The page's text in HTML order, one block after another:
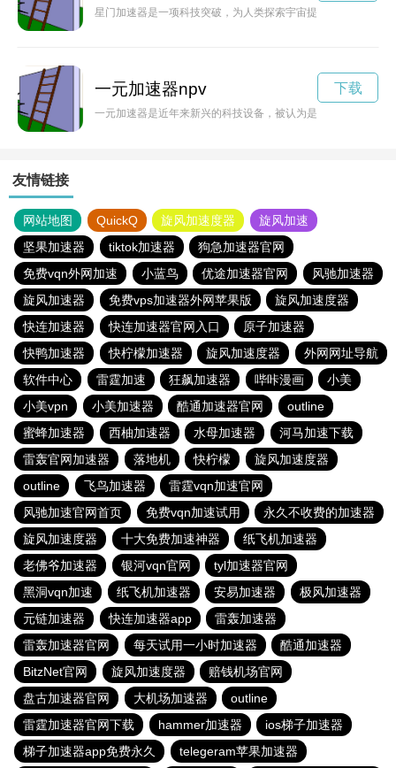
星门加速器是一项科技突破，为人类探索宇宙提供了新的可能
一元加速器npv
一元加速器是近年来新兴的科技设备，被认为是未来科技发展
下载
友情链接
网站地图 QuickQ 旋风加速度器
旋风加速
坚果加速器
tiktok加速器
狗急加速器官网
免费vqn外网加速
小蓝鸟 优途加速器官网
风驰加速器
旋风加速器
免费vps加速器外网苹果版
旋风加速度器
快连加速器
快连加速器官网入口
原子加速器
快鸭加速器
快柠檬加速器 旋风加速度器
外网网址导航
软件中心
雷霆加速 狂飙加速器 哔咔漫画
小美
小美vpn
小美加速器 酷通加速器官网
outline
蜜蜂加速器
西柚加速器 水母加速器
河马加速下载
雷轰官网加速器
落地机 快柠檬
旋风加速度器
outline
飞鸟加速器
雷霆vqn加速官网
风驰加速官网首页
免费vqn加速试用
永久不收费的加速器
旋风加速度器
十大免费加速神器
纸飞机加速器
老佛爷加速器
银河vqn官网
tyl加速器官网
黑洞vqn加速
纸飞机加速器 安易加速器
极风加速器
元链加速器
快连加速器app
雷轰加速器
雷轰加速器官网
每天试用一小时加速器
酷通加速器
BitzNet官网
旋风加速度器
赔钱机场官网
盘古加速器官网
大机场加速器
outline
雷霆加速器官网下载
hammer加速器
ios梯子加速器
梯子加速器app免费永久
telegeram苹果加速器